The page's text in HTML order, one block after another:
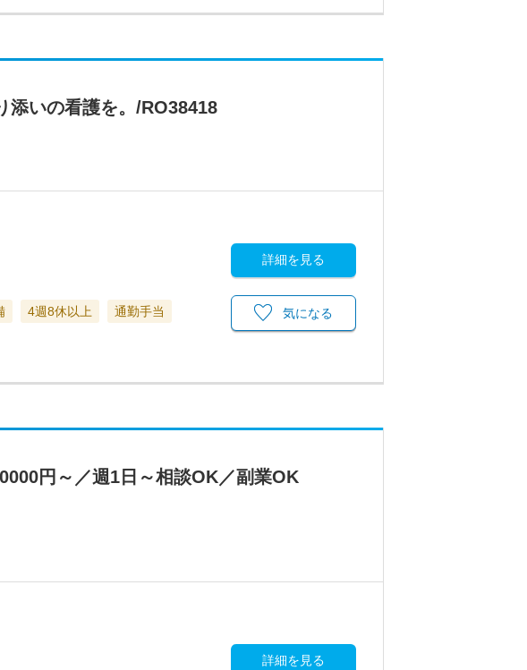
添いの看護を。/RO38418
4週8休以上
通勤手当
詳細を見る
気になる
円～／週1日～相談OK／副業OK
詳細を見る